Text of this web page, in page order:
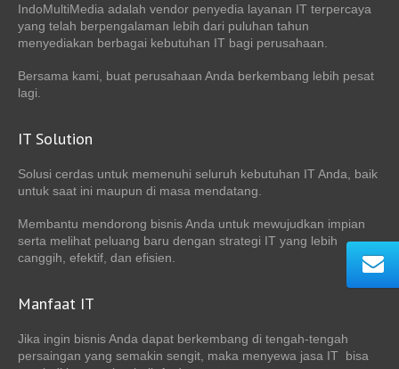
IndoMultiMedia adalah vendor penyedia layanan IT terpercaya
yang telah berpengalaman lebih dari puluhan tahun
menyediakan berbagai kebutuhan IT bagi perusahaan.
Bersama kami, buat perusahaan Anda berkembang lebih pesat
lagi.
IT Solution
Solusi cerdas untuk memenuhi seluruh kebutuhan IT Anda, baik
untuk saat ini maupun di masa mendatang.
Membantu mendorong bisnis Anda untuk mewujudkan impian
serta melihat peluang baru dengan strategi IT yang lebih
canggih, efektif, dan efisien.
Manfaat IT
Jika ingin bisnis Anda dapat berkembang di tengah-tengah
persaingan yang semakin sengit, maka menyewa jasa IT bisa